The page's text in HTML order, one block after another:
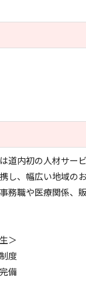
道内初の人材サービ
し、幅広い地域の
務職や医療関係、
＞
度
備